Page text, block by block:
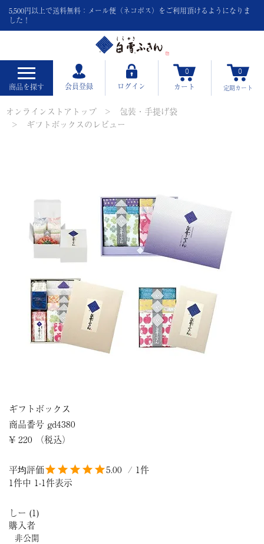
5,500円以上で送料無料：メール便（ネコポス）をご利用頂けるようになりま
した！
商品を探す 会員登録 ログイン
0
カート
0
定期カート
オンラインストアトップ
包装・手提げ袋
ギフトボックスのレビュー
ギフトボックス
商品番号 gd4380
¥ 220 税込
5.00
1
1件中 1-1件表示
しー 1
購入者
非公開